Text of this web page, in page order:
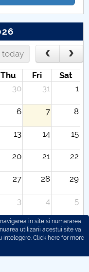
today
Thu Fri
Sat
30 31 1
6 7 8
13 14 15
20 21 22
27 28 29
3 4 5
in site si numararea
utilizarii acestui site va
intelegere. Click here for more